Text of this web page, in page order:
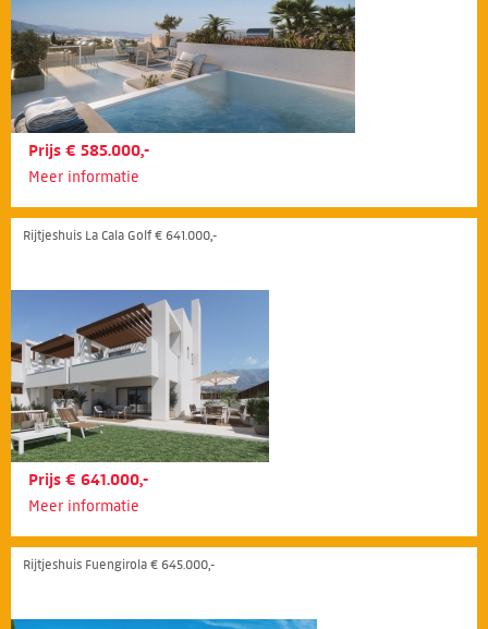
Prijs € 585.000,-
Meer informatie
Rijtjeshuis La Cala Golf € 641.000,-
Prijs € 641.000,-
Meer informatie
Rijtjeshuis Fuengirola € 645.000,-